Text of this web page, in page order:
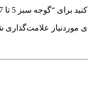
“گوجه سبز 5 تا 7 ساله”
موردنیاز علامت‌گذاری